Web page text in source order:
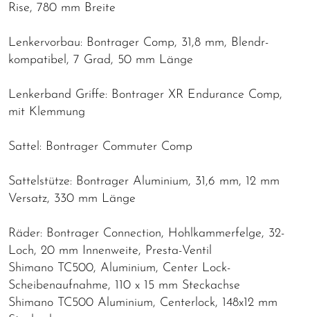
Rise, 780 mm Breite
Lenkervorbau: Bontrager Comp, 31,8 mm, Blendr-
kompatibel, 7 Grad, 50 mm Länge
Lenkerband Griffe: Bontrager XR Endurance Comp,
mit Klemmung
Sattel: Bontrager Commuter Comp
Sattelstütze: Bontrager Aluminium, 31,6 mm, 12 mm
Versatz, 330 mm Länge
Räder: Bontrager Connection, Hohlkammerfelge, 32-
Loch, 20 mm Innenweite, Presta-Ventil
Shimano TC500, Aluminium, Center Lock-
Scheibenaufnahme, 110 x 15 mm Steckachse
Shimano TC500 Aluminium, Centerlock, 148x12 mm